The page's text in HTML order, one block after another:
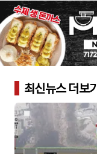
최신뉴스 더보기